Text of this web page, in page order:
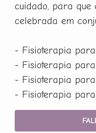
cuidado, para que
celebrada em
- Fisioterapia
- Fisioterapia
- Fisioterapia
- Fisioterapia para